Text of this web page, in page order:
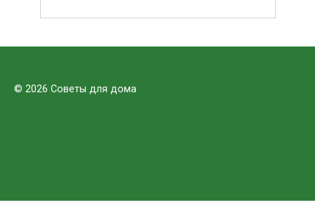
© 2026 Советы для дома